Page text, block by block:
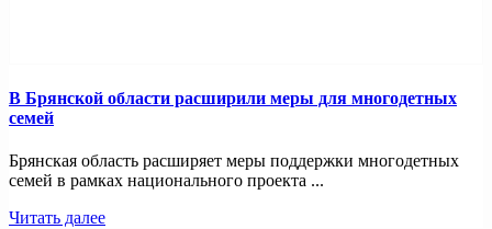
В Брянской области расширили меры для многодетных
семей
Брянская область расширяет меры поддержки многодетных
семей в рамках национального проекта ...
Читать далее